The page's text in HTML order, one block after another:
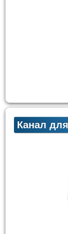
Канал